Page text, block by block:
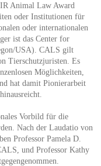
Animal Law Award
oder Institutionen für
oder internationalen
ist das Center for
USA). CALS gilt
Tierschutzjuristen. Es
Möglichkeiten,
hat damit Pionierarbeit
Vorbild für die
Nach der Laudatio von
Professor Pamela D.
und Professor Kathy